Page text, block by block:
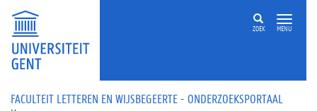
Overslaan en naar de inhoud gaan
ZOEK MENU
FACULTEIT LETTEREN EN WIJSBEGEERTE - ONDERZOEKSPORTAAL